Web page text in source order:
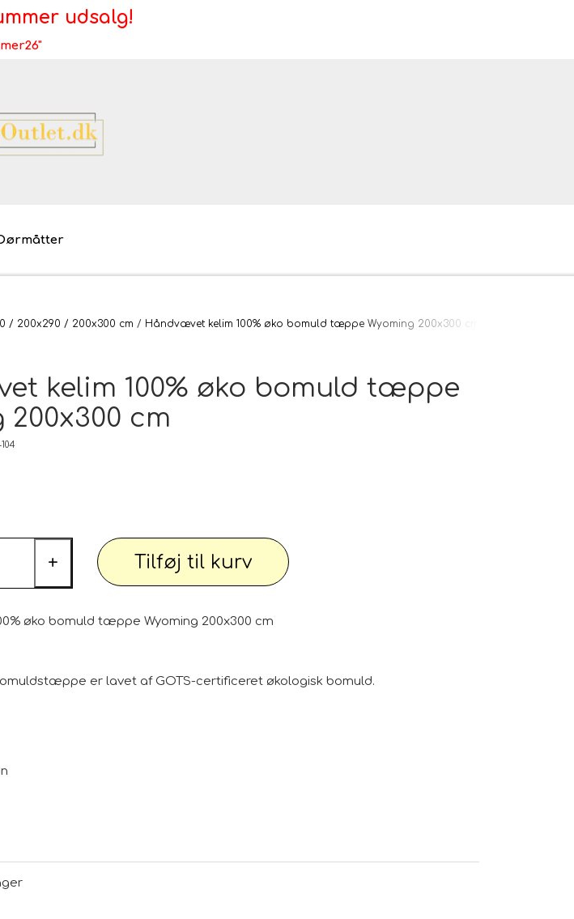
udsalg!
- bliv miljøvenlig Møbler og tæpper
Sko
/ Badedragter / Badeshorts / Swimwear / Beachwear / Swimsuti / Bikini
mobil og tilbehør
Outdoor - Street Premium Watches Reservdele til maskiner
/ 200x290 / 200x300 cm Håndvævet kelim 100% øko bomuld tæppe Wyoming 200x300 cm
kelim 100% øko bomuld tæppe
200x300 cm
+ Tilføj til kurv
øko bomuld tæppe Wyoming 200x300 cm
er lavet af GOTS-certificeret økologisk bomuld.